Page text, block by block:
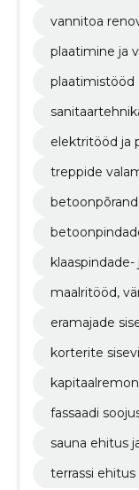
vannitoa
plaatimine ja
plaatimistööd
elektritööd ja
treppide
maalritööd,
eramajade
korterite
fassaadi
sauna ehitus
terrassi ehitus